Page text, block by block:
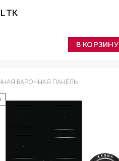
TK
В КОРЗИНУ
ВАРОЧНАЯ ПАНЕЛЬ